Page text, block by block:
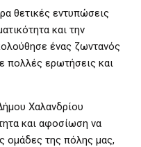
θετικές εντυπώσεις
και την
ένας ζωντανός
πολλές ερωτήσεις και
Χαλανδρίου
και αφοσίωση να
ομάδες της πόλης μας,